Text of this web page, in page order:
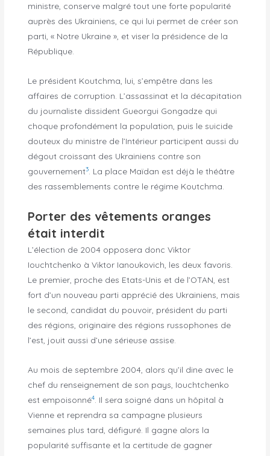
ministre, conserve malgré tout une forte popularité
auprès des Ukrainiens, ce qui lui permet de créer son
parti, « Notre Ukraine », et viser la présidence de la
République.
Le président Koutchma, lui, s’empêtre dans les
affaires de corruption. L’assassinat et la décapitation
du journaliste dissident Gueorgui Gongadze qui
choque profondément la population, puis le suicide
douteux du ministre de l’Intérieur participent aussi du
dégout croissant des Ukrainiens contre son
gouvernement3
. La place Maïdan est déjà le théâtre
des rassemblements contre le régime Koutchma.
Porter des vêtements oranges
était interdit
L’élection de 2004 opposera donc Viktor
Iouchtchenko à Viktor Ianoukovich, les deux favoris.
Le premier, proche des Etats-Unis et de l’OTAN, est
fort d’un nouveau parti apprécié des Ukrainiens, mais
le second, candidat du pouvoir, président du parti
des régions, originaire des régions russophones de
l’est, jouit aussi d’une sérieuse assise.
Au mois de septembre 2004, alors qu’il dine avec le
chef du renseignement de son pays, Iouchtchenko
est empoisonné4
. Il sera soigné dans un hôpital à
Vienne et reprendra sa campagne plusieurs
semaines plus tard, défiguré. Il gagne alors la
popularité suffisante et la certitude de gagner